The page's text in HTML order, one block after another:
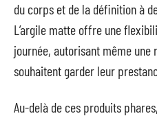
du corps et de la définition à
L’argile matte offre une
journée, autorisant même une
souhaitent garder leur
Au-delà de ces produits